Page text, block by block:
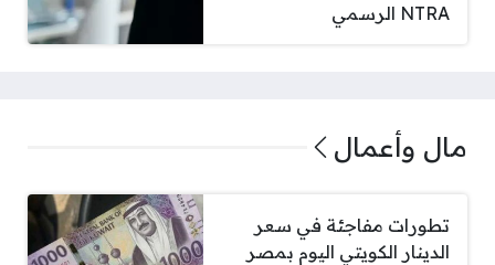
NTRA الرسمي
مال وأعمال
تطورات مفاجئة في سعر
الدينار الكويتي اليوم بمصر